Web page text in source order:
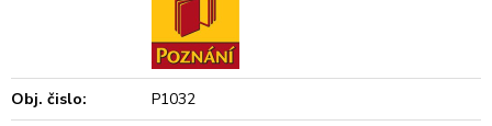
Obj. čislo: P1032